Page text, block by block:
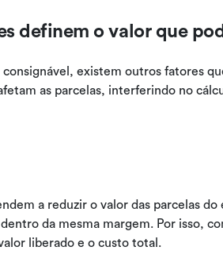
definem o valor que
existem outros fatores
as parcelas, interferindo no
a reduzir o valor das parcelas
da mesma margem. Por isso,
liberado e o custo total.